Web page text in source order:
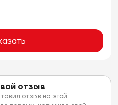
отзыв
отзыв на этой